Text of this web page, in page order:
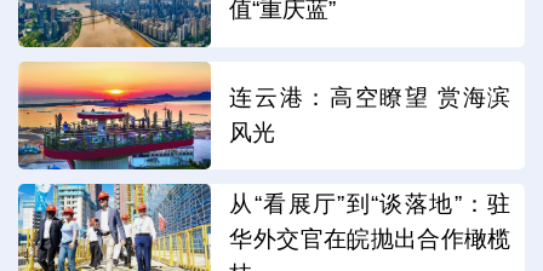
值“重庆蓝”
连云港：高空瞭望 赏海滨
风光
从“看展厅”到“谈落地”：驻
华外交官在皖抛出合作橄榄